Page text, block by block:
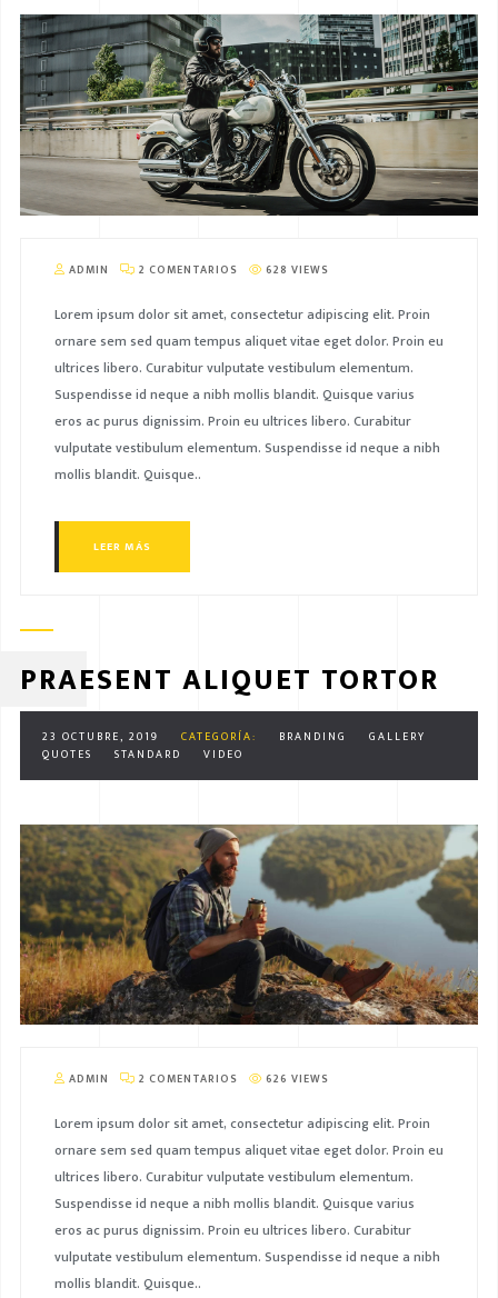
ADMIN 2 COMENTARIOS 628 VIEWS
Lorem ipsum dolor sit amet, consectetur adipiscing elit. Proin
ornare sem sed quam tempus aliquet vitae eget dolor. Proin eu
ultrices libero. Curabitur vulputate vestibulum elementum.
Suspendisse id neque a nibh mollis blandit. Quisque varius
eros ac purus dignissim. Proin eu ultrices libero. Curabitur
vulputate vestibulum elementum. Suspendisse id neque a nibh
mollis blandit. Quisque..
LEER MÁS
PRAESENT ALIQUET TORTOR
23 OCTUBRE, 2019 CATEGORÍA: BRANDING
GALLERY
QUOTES
STANDARD VIDEO
ADMIN 2 COMENTARIOS 626 VIEWS
Lorem ipsum dolor sit amet, consectetur adipiscing elit. Proin
ornare sem sed quam tempus aliquet vitae eget dolor. Proin eu
ultrices libero. Curabitur vulputate vestibulum elementum.
Suspendisse id neque a nibh mollis blandit. Quisque varius
eros ac purus dignissim. Proin eu ultrices libero. Curabitur
vulputate vestibulum elementum. Suspendisse id neque a nibh
mollis blandit. Quisque..